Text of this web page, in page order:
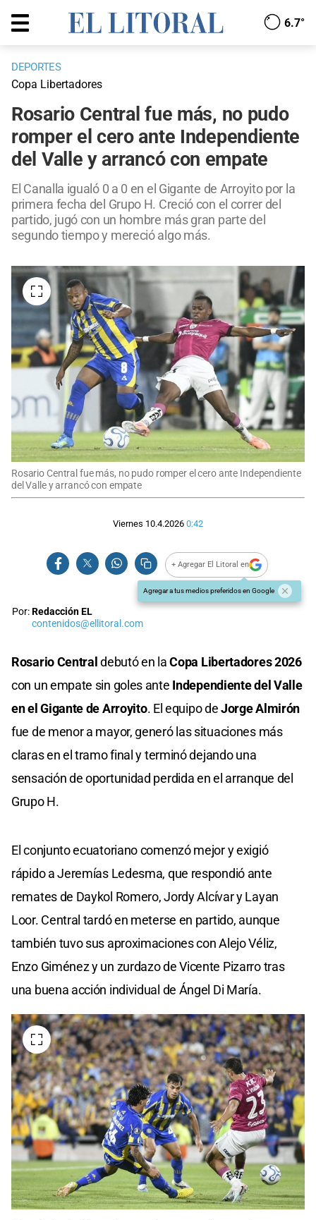
6.7°
DEPORTES
Copa Libertadores
Rosario Central fue más, no pudo
romper el cero ante Independiente
del Valle y arrancó con empate
El Canalla igualó 0 a 0 en el Gigante de Arroyito por la
primera fecha del Grupo H. Creció con el correr del
partido, jugó con un hombre más gran parte del
segundo tiempo y mereció algo más.
Rosario Central fue más, no pudo romper el cero ante Independiente
del Valle y arrancó con empate
Viernes 10.4.2026 0:42
+ Agregar El Litoral en
Agregar a tus medios preferidos en Google
Por:Redacción EL
contenidos@ellitoral.com
Rosario Centraldebutó en laCopa Libertadores 2026
con un empate sin goles ante Independiente del Valle
en el Gigante de Arroyito. El equipo deJorge Almirón
fue de menor a mayor, generó las situaciones más
claras en el tramo final y terminó dejando una
sensación de oportunidad perdida en el arranque del
Grupo H.
El conjunto ecuatoriano comenzó mejor y exigió
rápido a Jeremías Ledesma, que respondió ante
remates de Daykol Romero, Jordy Alcívar y Layan
Loor. Central tardó en meterse en partido, aunque
también tuvo sus aproximaciones con Alejo Véliz,
Enzo Giménez y un zurdazo de Vicente Pizarro tras
una buena acción individual de Ángel Di María.